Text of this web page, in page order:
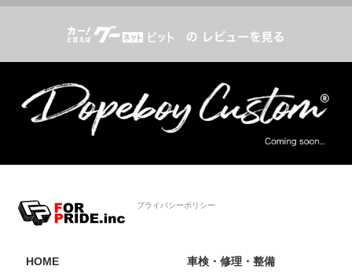
プライバシーポリシー
HOME 車検・修理・整備